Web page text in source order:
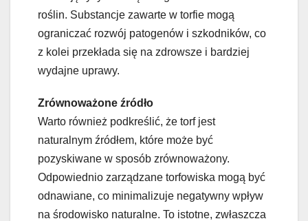
roślin. Substancje zawarte w torfie mogą
ograniczać rozwój patogenów i szkodników, co
z kolei przekłada się na zdrowsze i bardziej
wydajne uprawy.
Zrównoważone źródło
Warto również podkreślić, że torf jest
naturalnym źródłem, które może być
pozyskiwane w sposób zrównoważony.
Odpowiednio zarządzane torfowiska mogą być
odnawiane, co minimalizuje negatywny wpływ
na środowisko naturalne. To istotne, zwłaszcza